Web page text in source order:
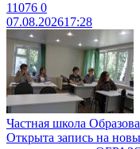
11076 0
07.08.202617:28
Частная школа
Открыта запись на